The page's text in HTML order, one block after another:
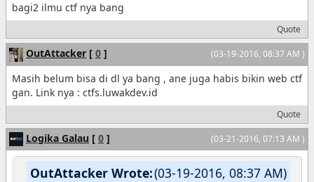
bagi2 ilmu ctf nya bang
Quote
(03-19-2016, 08:37 AM )
OutAttacker [ 0 ]
Masih belum bisa di dl ya bang , ane juga habis bikin web ctf
gan. Link nya : ctfs.luwakdev.id
Quote
(03-21-2016, 07:13 AM )
Logika Galau [ 0 ]
(03-19-2016, 08:37 AM)
OutAttacker Wrote: